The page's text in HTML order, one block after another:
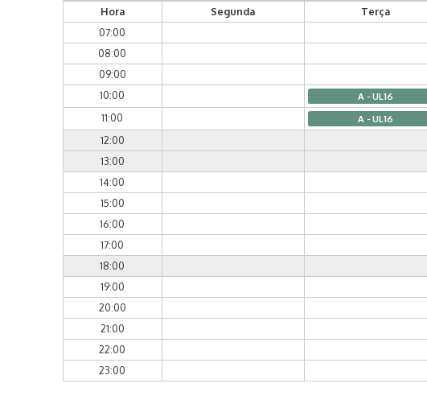
Hora Segunda Terça
07:00
08:00
09:00
10:00
A - UL16
11:00 A - UL16
12:00
13:00
14:00
15:00
16:00
17:00
18:00
19:00
20:00
21:00
22:00
23:00